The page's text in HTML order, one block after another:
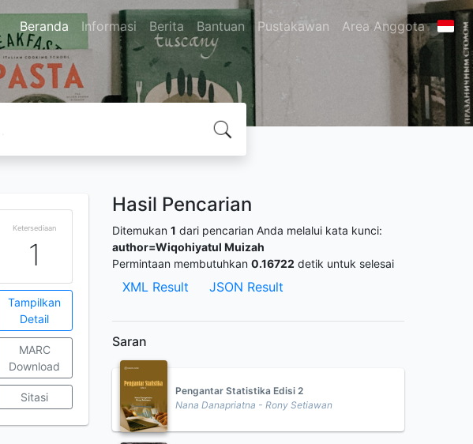
Beranda Informasi Berita Bantuan Pustakawan Area Anggota
Ketersediaan
1
Tampilkan
Detail
MARC
Download
Sitasi
Hasil Pencarian
Ditemukan 1 dari pencarian Anda melalui kata kunci:
author=Wiqohiyatul Muizah
Permintaan membutuhkan 0.16722 detik untuk selesai
XML Result JSON Result
Saran
Pengantar Statistika Edisi 2
Nana Danapriatna - Rony Setiawan